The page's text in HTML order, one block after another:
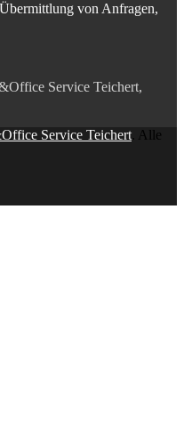
von Anfragen,
Service Teichert,
Service Teichert . Alle